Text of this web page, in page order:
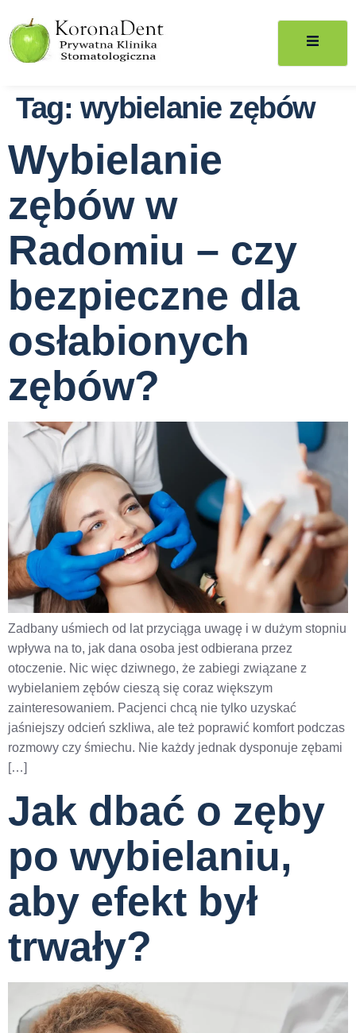
Tag: wybielanie zębów
Wybielanie
zębów w
Radomiu – czy
bezpieczne dla
osłabionych
zębów?
Zadbany uśmiech od lat przyciąga uwagę i w dużym stopniu
wpływa na to, jak dana osoba jest odbierana przez
otoczenie. Nic więc dziwnego, że zabiegi związane z
wybielaniem zębów cieszą się coraz większym
zainteresowaniem. Pacjenci chcą nie tylko uzyskać
jaśniejszy odcień szkliwa, ale też poprawić komfort podczas
rozmowy czy śmiechu. Nie każdy jednak dysponuje zębami
[…]
Jak dbać o zęby
po wybielaniu,
aby efekt był
trwały?